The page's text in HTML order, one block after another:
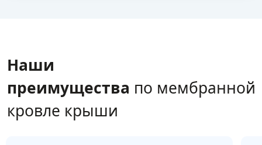
Наши
преимущества по мембранной
кровле крыши